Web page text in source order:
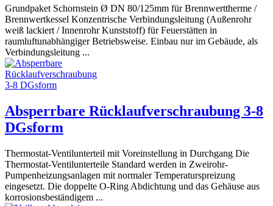
Grundpaket Schornstein Ø DN 80/125mm für Brennwerttherme /
Brennwertkessel Konzentrische Verbindungsleitung (Außenrohr
weiß lackiert / Innenrohr Kunststoff) für Feuerstätten in
raumluftunabhängiger Betriebsweise. Einbau nur im Gebäude, als
Verbindungsleitung ...
Absperrbare Rücklaufverschraubung 3-8
DGsform
Thermostat-Ventilunterteil mit Voreinstellung in Durchgang Die
Thermostat-Ventilunterteile Standard werden in Zweirohr-
Pumpenheizungsanlagen mit normaler Temperaturspreizung
eingesetzt. Die doppelte O-Ring Abdichtung und das Gehäuse aus
korrosionsbeständigem ...